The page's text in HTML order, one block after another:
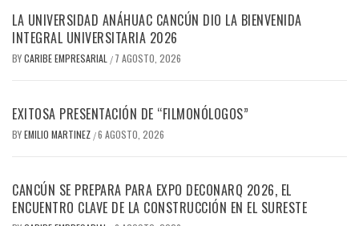
LA UNIVERSIDAD ANÁHUAC CANCÚN DIO LA BIENVENIDA
INTEGRAL UNIVERSITARIA 2026
BYCARIBE EMPRESARIAL / 7 AGOSTO, 2026
EXITOSA PRESENTACIÓN DE “FILMONÓLOGOS”
BYEMILIO MARTINEZ /6 AGOSTO, 2026
CANCÚN SE PREPARA PARA EXPO DECONARQ 2026, EL
ENCUENTRO CLAVE DE LA CONSTRUCCIÓN EN EL SURESTE